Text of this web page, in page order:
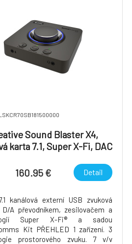
Sound Blaster X4,
karta 7.1, Super X-Fi, DAC
USB, externá
160.95 € Detail
kanálová externí USB zvuková
A převodníkem, zesilovačem a
Super X-Fi® a sadou
Kit PŘEHLED 1 zařízení. 3
prostorového zvuku. 7 v/v